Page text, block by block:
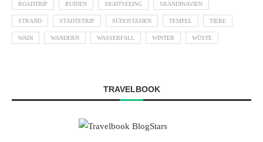
ROADTRIP RUINEN SIGHTSEEING SKANDINAVIEN
STRAND STÄDTETRIP SÜDOSTASIEN TEMPEL TIERE
WADI WANDERN WASSERFALL WINTER WÜSTE
TRAVELBOOK